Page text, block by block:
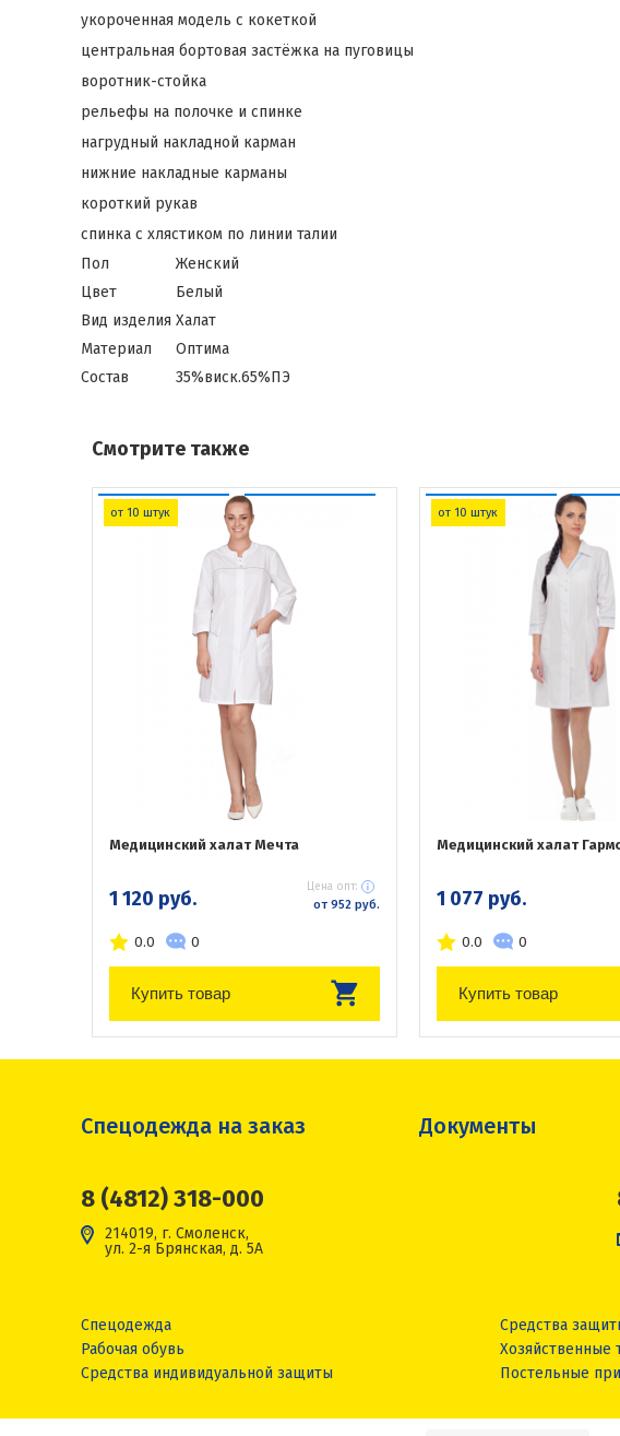
укороченная модель с кокеткой
центральная бортовая застёжка на пуговицы
воротник-стойка
рельефы на полочке и спинке
нагрудный накладной карман
нижние накладные карманы
короткий рукав
спинка с хлястиком по линии талии
Пол
Женский
Цвет
Белый
Вид изделия Халат
Материал
Оптима
Состав
35%виск.65%ПЭ
Смотрите также
от 10 штук
Медицинский халат Мечта
1 120 руб. Цена опт:
от 952 руб.
0.0 0
Купить товар
от 10 штук
Медицинский халат
1 077 руб.
0.0 0
Купить товар
Спецодежда на заказ Документы
8 (4812) 318-000
214019, г. Смоленск,
ул. 2-я Брянская, д. 5А
Спецодежда
Рабочая обувь
Средства индивидуальной защиты
Средства
Хозяйственные
Постельные